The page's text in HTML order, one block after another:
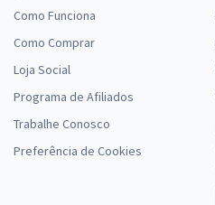
Como Funciona
Como Comprar
Loja Social
Programa de Afiliados
Trabalhe Conosco
Preferência de Cookies